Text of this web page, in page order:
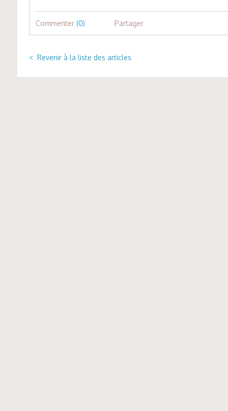
Commenter (0) Partager
< Revenir à la liste des articles